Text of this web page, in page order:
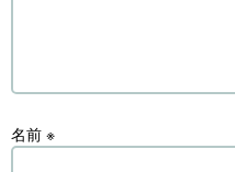
名前 ※